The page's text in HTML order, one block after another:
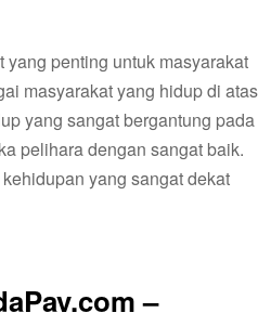
penting untuk masyarakat
masyarakat yang hidup di atas
yang sangat bergantung pada
pelihara dengan sangat baik.
yang sangat dekat
–